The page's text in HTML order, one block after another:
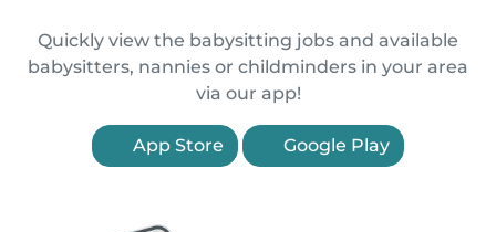
Quickly view the babysitting jobs and available
babysitters, nannies or childminders in your area
via our app!
App Store Google Play